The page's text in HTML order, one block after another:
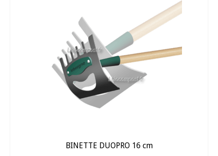
Gazon fleuri
Gazon ornemental
BINETTE DUOPRO 16 cm